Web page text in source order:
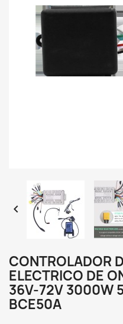

CONTROLADOR
ELECTRICO DE
36V-72V 3000W
BCE50A